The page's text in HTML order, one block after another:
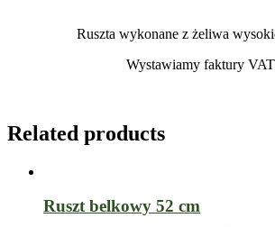
Ruszta wykonane z żeliwa
Wystawiamy faktury
Related products
Ruszt belkowy 52 cm